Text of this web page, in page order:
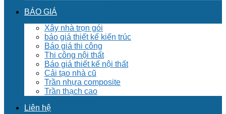
BÁO GIÁ
Xây nhà trọn gói
báo giá thiết kế kiến trúc
Báo giá thi công
Thi công nội thất
Báo giá thiết kế nội thất
Cải tạo nhà cũ
Trần nhựa composite
Trần thạch cao
Liên hệ